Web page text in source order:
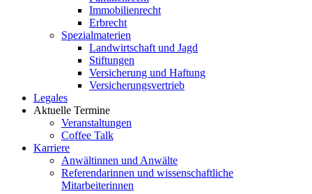
Immobilienrecht
Erbrecht
Spezialmaterien
Landwirtschaft und Jagd
Stiftungen
Versicherung und Haftung
Versicherungsvertrieb
Legales
Aktuelle Termine
Veranstaltungen
Coffee Talk
Karriere
Anwältinnen und Anwälte
Referendarinnen und wissenschaftliche
Mitarbeiterinnen